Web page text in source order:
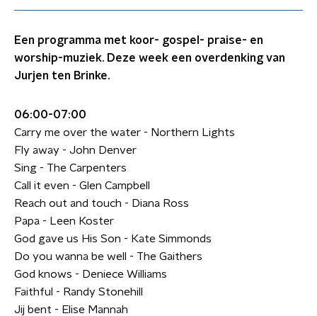
Een programma met koor- gospel- praise- en
worship-muziek. Deze week een overdenking van
Jurjen ten Brinke.
06:00-07:00
Carry me over the water - Northern Lights
Fly away - John Denver
Sing - The Carpenters
Call it even - Glen Campbell
Reach out and touch - Diana Ross
Papa - Leen Koster
God gave us His Son - Kate Simmonds
Do you wanna be well - The Gaithers
God knows - Deniece Williams
Faithful - Randy Stonehill
Jij bent - Elise Mannah